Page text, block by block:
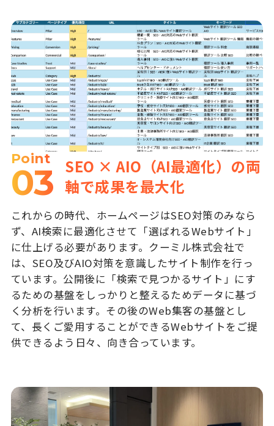
Point
03 SEO × AIO（AI最適化）の両
軸で成果を最大化
これからの時代、ホームページはSEO対策のみなら
ず、AI検索に最適化させて「選ばれるWebサイト」
に仕上げる必要があります。クーミル株式会社で
は、SEO及びAIO対策を意識したサイト制作を行っ
ています。公開後に「検索で見つかるサイト」にす
るための基盤をしっかりと整えるためデータに基づ
く分析を行います。その後のWeb集客の基盤とし
て、長くご愛用することができるWebサイトをご提
供できるよう日々、向き合っています。